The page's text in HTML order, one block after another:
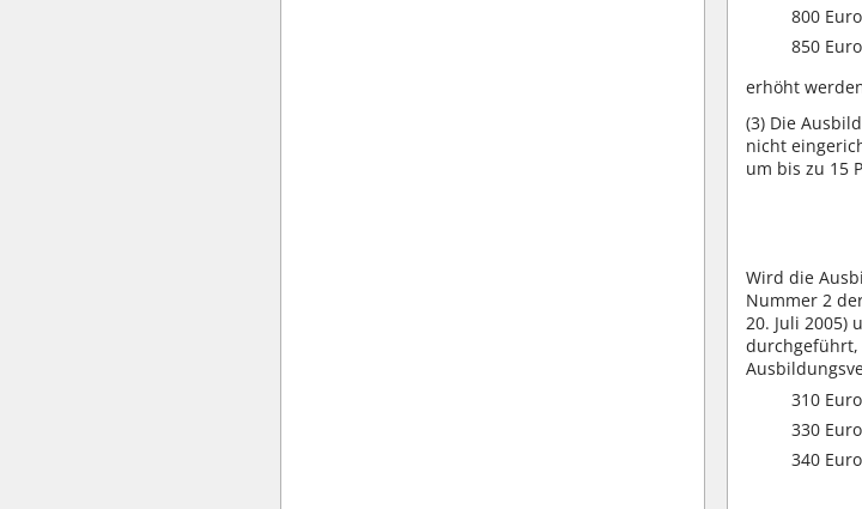
800
850
erhöht
(3) Die
nicht
um bis zu 15
Wird die
Nummer 2
20. Juli 2005)
durchgeführt,
310
330
340